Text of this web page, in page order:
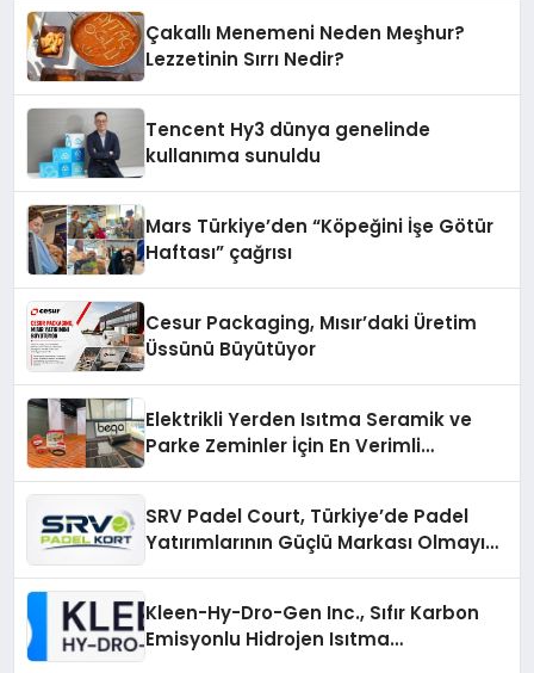
Çakallı Menemeni Neden Meşhur?
Lezzetinin Sırrı Nedir?
Tencent Hy3 dünya genelinde
kullanıma sunuldu
Mars Türkiye’den “Köpeğini İşe Götür
Haftası” çağrısı
Cesur Packaging, Mısır’daki Üretim
Üssünü Büyütüyor
Elektrikli Yerden Isıtma Seramik ve
Parke Zeminler İçin En Verimli
SRV Padel Court, Türkiye’de Padel
Yatırımlarının Güçlü Markası Olmayı
Kleen-Hy-Dro-Gen Inc., Sıfır Karbon
Emisyonlu Hidrojen Isıtma